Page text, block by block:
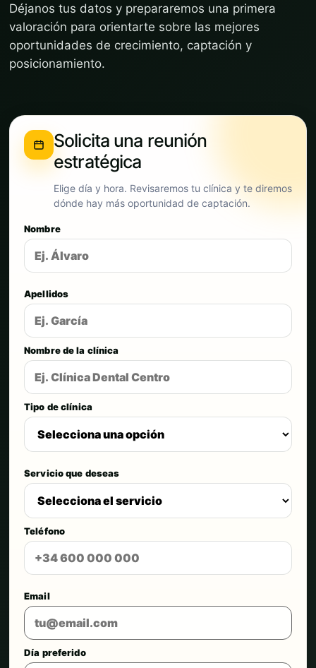
Déjanos tus datos y prepararemos una primera
valoración para orientarte sobre las mejores
oportunidades de crecimiento, captación y
posicionamiento.
Solicita una reunión
estratégica
Elige día y hora. Revisaremos tu clínica y te diremos
dónde hay más oportunidad de captación.
Nombre
Apellidos
Nombre de la clínica
Tipo de clínica
Servicio que deseas
Teléfono
Email
Día preferido